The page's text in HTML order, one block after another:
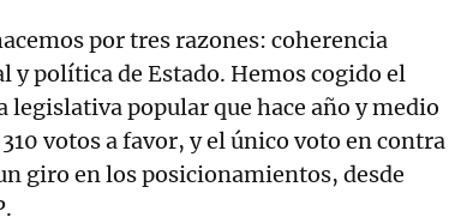
por tres razones: coherencia
y política de Estado. Hemos cogido el
popular que hace año y medio
votos a favor, y el único voto en contra
giro en los posicionamientos, desde